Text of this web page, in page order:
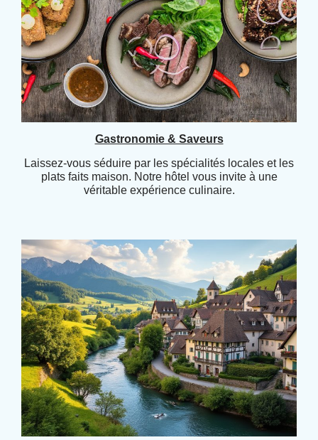
Gastronomie & Saveurs
Laissez-vous séduire par les spécialités locales et les
plats faits maison. Notre hôtel vous invite à une
véritable expérience culinaire.